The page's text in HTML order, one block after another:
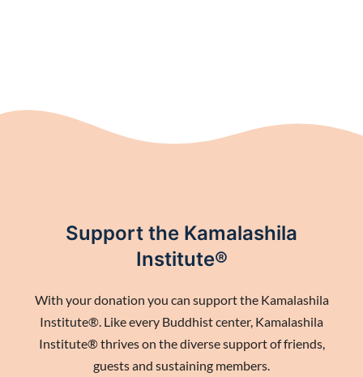
Support the Kamalashila
Institute®
With your donation you can support the Kamalashila
Institute®. Like every Buddhist center, Kamalashila
Institute® thrives on the diverse support of friends,
guests and sustaining members.